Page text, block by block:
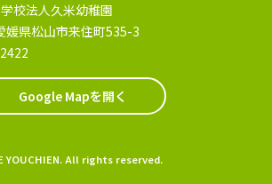
校法人久米幼稚園
県松山市来住町535-3
Google Mapを開く
YOUCHIEN. All rights reserved.